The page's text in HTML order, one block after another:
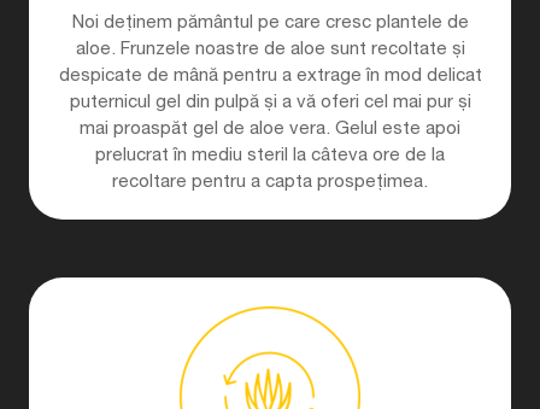
Noi deținem pământul pe care cresc plantele de
aloe. Frunzele noastre de aloe sunt recoltate și
despicate de mână pentru a extrage în mod delicat
puternicul gel din pulpă și a vă oferi cel mai pur și
mai proaspăt gel de aloe vera. Gelul este apoi
prelucrat în mediu steril la câteva ore de la
recoltare pentru a capta prospețimea.